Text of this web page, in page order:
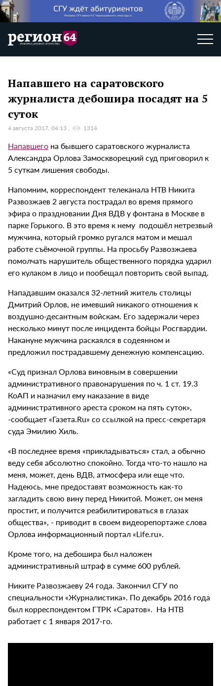
Напавшего на саратовского
журналиста дебошира посадят на 5
суток
4 августа 2017, 04:13 1314
Напавшего на бывшего саратовского журналиста
Александра Орлова Замоскворецкий суд приговорил к
5 суткам лишения свободы.
Напомним, корреспондент телеканала НТВ Никита
Развозжаев 2 августа пострадал во время прямого
эфира о праздновании Дня ВДВ у фонтана в Москве в
парке Горького. В это время к нему подошёл нетрезвый
мужчина, который громко ругался матом и мешал
работе съёмочной группы. На просьбу Развозжаева
помолчать нарушитель общественного порядка ударил
его кулаком в лицо и пообещал повторить свой выпад.
Нападавшим оказался 32-летний житель столицы
Дмитрий Орлов, не имевший никакого отношения к
воздушно-десантным войскам. Его задержали через
несколько минут после инцидента бойцы Росгвардии.
Накануне мужчина раскаялся в содеянном и
предложил пострадавшему денежную компенсацию.
«Суд признал Орлова виновным в совершении
административного правонарушения по ч. 1 ст. 19.3
КоАП и назначил ему наказание в виде
административного ареста сроком на пять суток»,
-сообщает «Газета.Ru» со ссылкой на пресс-секретаря
суда Эмилию Хиль.
«В последнее время «прикладываться» стал, а обычно
веду себя абсолютно спокойно. Тогда что-то нашло на
меня, может, день ВДВ, атмосфера или еще что.
Надеюсь, мне предоставят возможность как-то
загладить свою вину перед Никитой. Может, он меня
простит, и получится реабилитироваться в глазах
общества», - приводит в своем видеорепортаже слова
Орлова информационный портал «Life.ru».
Кроме того, на дебошира был наложен
административный штраф в сумме 600 рублей.
Никите Развозжаеву 24 года. Закончил СГУ по
специальности «Журналистика». По декабрь 2016 года
был корреспондентом ГТРК «Саратов». На НТВ
работает с 1 января 2017-го.